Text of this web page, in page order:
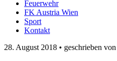
Feuerwehr
FK Austria Wien
Sport
Kontakt
28. August 2018 • geschrieben von